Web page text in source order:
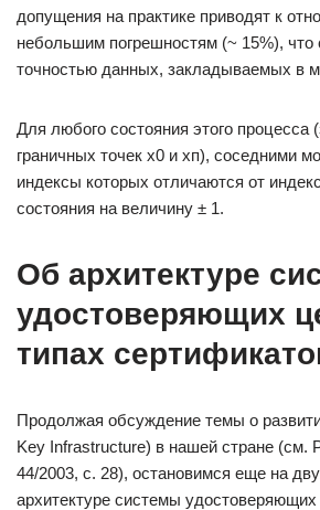
допущения на практике приводят к
небольшим погрешностям (~ 15%), что
точностью данных, закладываемых в
Для любого состояния этого процесса
граничных точек х0 и хп), соседними
индексы которых отличаются от
состояния на величину ± 1.
Об архитектуре
удостоверяющих
типах
Продолжая обсуждение темы о
Key Infrastructure) в нашей стране (см.
44/2003, с. 28), остановимся еще на
архитектуре системы